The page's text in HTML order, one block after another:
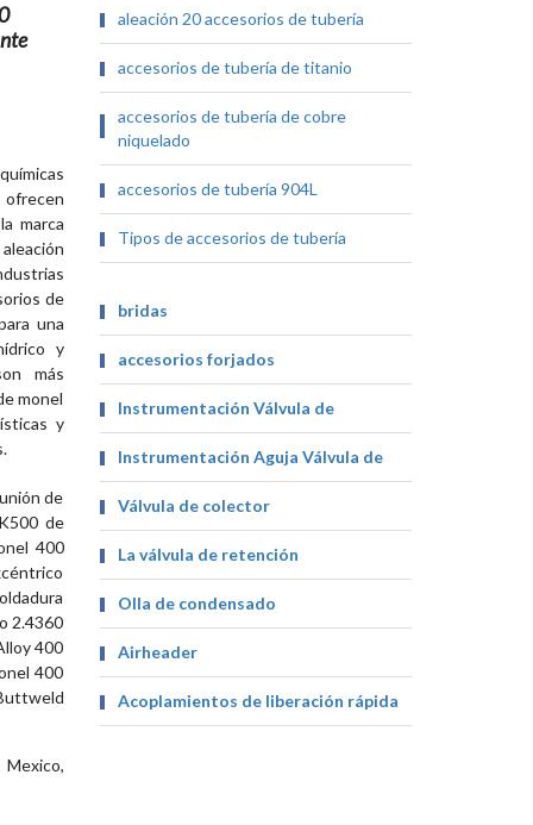
marca
de
una
y
más
monel
y
de
de
400
2.4360
400
400
Mexico,
aleación 20 accesorios de tubería
accesorios de tubería de titanio
accesorios de tubería de cobre
niquelado
accesorios de tubería 904L
Tipos de accesorios de tubería
bridas
accesorios forjados
Instrumentación Válvula de
Instrumentación Aguja Válvula de
Válvula de colector
La válvula de retención
Olla de condensado
Airheader
Acoplamientos de liberación rápida